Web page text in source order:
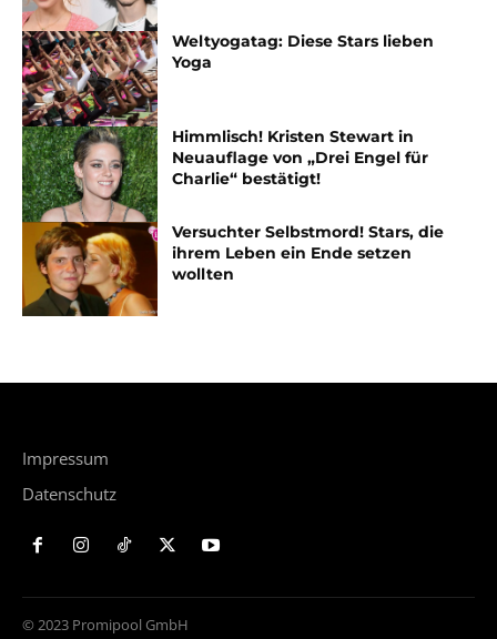
Weltyogatag: Diese Stars lieben
Yoga
Himmlisch! Kristen Stewart in
Neuauflage von „Drei Engel für
Charlie“ bestätigt!
Versuchter Selbstmord! Stars, die
ihrem Leben ein Ende setzen
wollten
Impressum
Datenschutz
© 2023 Promipool GmbH